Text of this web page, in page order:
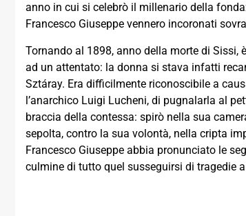
anno in cui si celebrò il millenario della
Francesco Giuseppe vennero incoronati
Tornando al 1898, anno della morte di Sissi,
ad un attentato: la donna si stava infatti
Sztáray. Era difficilmente riconoscibile a
l’anarchico Luigi Lucheni, di pugnalarla al
braccia della contessa: spirò nella sua
sepolta, contro la sua volontà, nella cripta
Francesco Giuseppe abbia pronunciato le
culmine di tutto quel susseguirsi di tragedie